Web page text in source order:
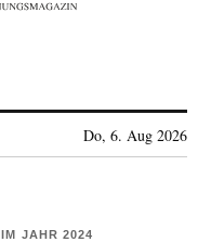
Do, 6. Aug 2026
JAHR 2024